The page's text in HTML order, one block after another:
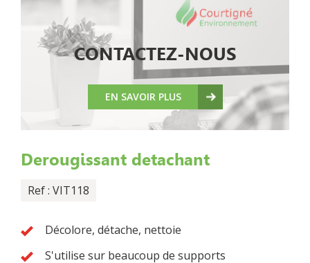
CONTACTEZ-NOUS
EN SAVOIR PLUS
Derougissant detachant
Ref : VIT118
Décolore, détache, nettoie
S'utilise sur beaucoup de supports